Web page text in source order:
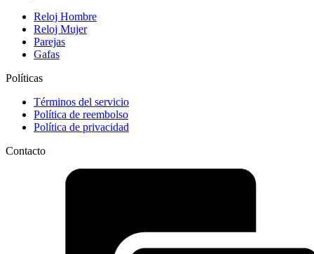
Reloj Hombre
Reloj Mujer
Parejas
Gafas
Políticas
Términos del servicio
Política de reembolso
Política de privacidad
Contacto